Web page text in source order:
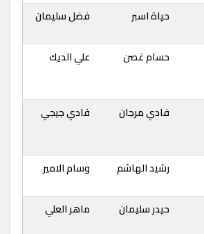
حياة اسبر فضل سليمان
حسام غصن علي الديك
فادي مرجان فادي جيجي
رشيد الهاشم وسام الامير
حيدر سليمان ماهر العلي